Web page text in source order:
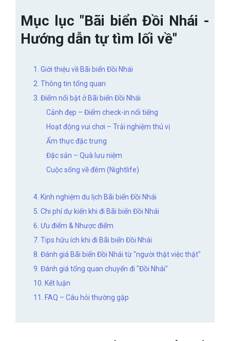
Mục lục "Bãi biển Đồi Nhái -
Hướng dẫn tự tìm lối về"
1. Giới thiệu về Bãi biển Đồi Nhái
2. Thông tin tổng quan
3. Điểm nổi bật ở Bãi biển Đồi Nhái
Cảnh đẹp – Điểm check-in nổi tiếng
Hoạt động vui chơi – Trải nghiệm thú vị
Ẩm thực đặc trưng
Đặc sản – Quà lưu niệm
Cuộc sống về đêm (Nightlife)
4. Kinh nghiệm du lịch Bãi biển Đồi Nhái
5. Chi phí dự kiến khi đi Bãi biển Đồi Nhái
6. Ưu điểm & Nhược điểm
7. Tips hữu ích khi đi Bãi biển Đồi Nhái
8. Đánh giá Bãi biển Đồi Nhái từ "người thật việc thật"
9. Đánh giá tổng quan chuyến đi "Đồi Nhái"
10. Kết luận
11. FAQ – Câu hỏi thường gặp